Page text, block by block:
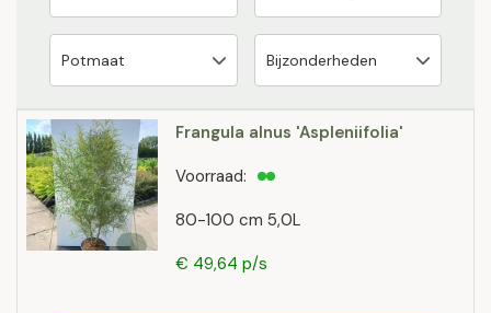
Frangula alnus 'Aspleniifolia'
80-100 cm 5,0L
Voorraad:
€ 49,64 p/s